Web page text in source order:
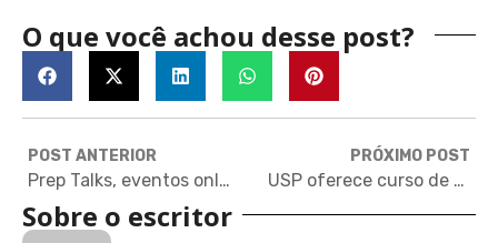
O que você achou desse post?
POST ANTERIOR
Prep Talks, eventos online e gratuitos para quem quer estudar nos EUA
PRÓXIMO POST
USP oferece curso de Libras 100% gratuito e online
Sobre o escritor